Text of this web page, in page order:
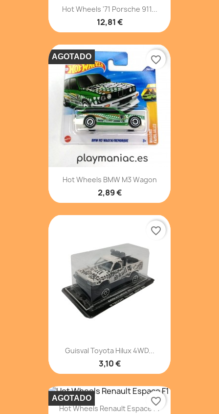
Hot Wheels '71 Porsche 911...
12,81 €
Hot Wheels BMW M3 Wagon
2,89 €
AGOTADO favorite_border
Guisval Toyota Hilux 4WD...
3,10 €
favorite_border
Hot Wheels Renault Espace F1
AGOTADO favorite_border